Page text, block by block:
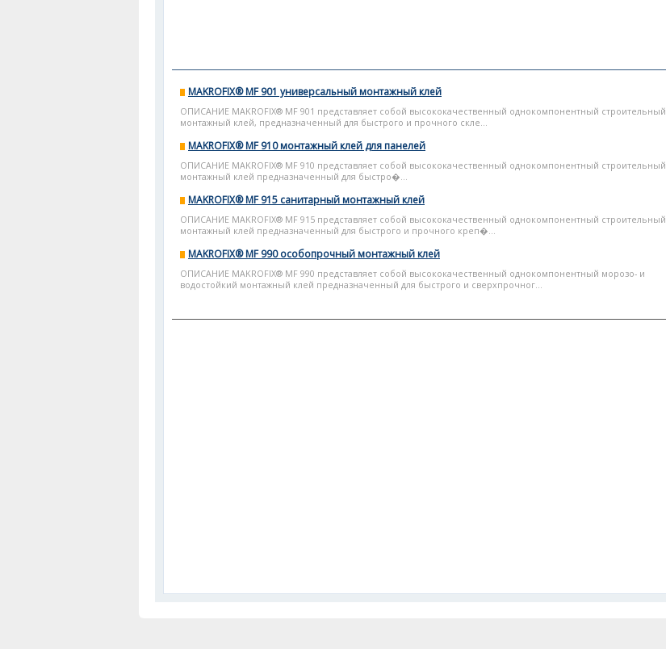
MAKROFIX® MF 901 универсальный монтажный клей
ОПИСАНИЕ MAKROFIX® MF 901 представляет собой высококачественный однокомпонентный строительный
монтажный клей, предназначенный для быстрого и прочного скле...
MAKROFIX® MF 910 монтажный клей для панелей
ОПИСАНИЕ MAKROFIX® MF 910 представляет собой высококачественный однокомпонентный строительный
монтажный клей предназначенный для быстро�...
MAKROFIX® MF 915 санитарный монтажный клей
ОПИСАНИЕ MAKROFIX® MF 915 представляет собой высококачественный однокомпонентный строительный
монтажный клей предназначенный для быстрого и прочного креп�...
MAKROFIX® MF 990 особопрочный монтажный клей
ОПИСАНИЕ MAKROFIX® MF 990 представляет собой высококачественный однокомпонентный морозо- и
водостойкий монтажный клей предназначенный для быстрого и сверхпрочног...